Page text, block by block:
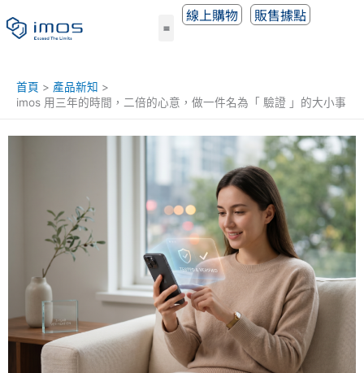
至
線上購物 販售據點
首頁
產品新知
imos 用三年的時間，二倍的心意，做一件名為「 驗證 」的大小事